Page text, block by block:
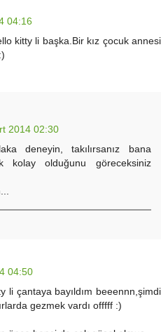
04:16
kitty li başka.Bir kız çocuk annesi
2014 02:30
deneyin, takılırsanız bana
kolay olduğunu göreceksiniz
04:50
li çantaya bayıldım beeennn,şimdi
gezmek vardı offfff :)